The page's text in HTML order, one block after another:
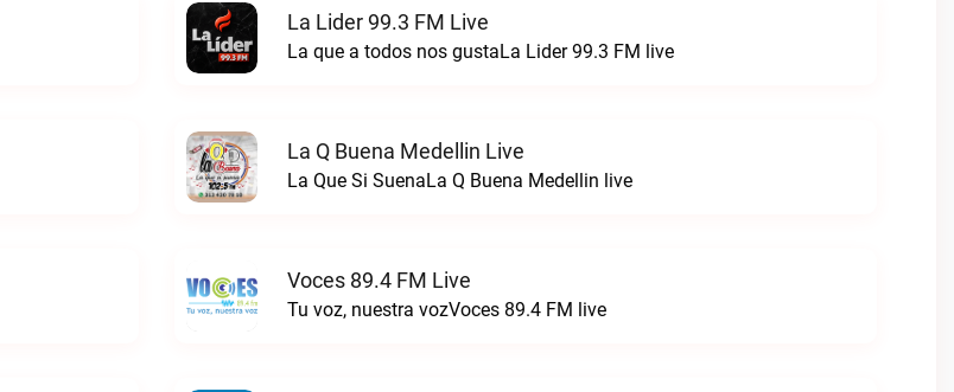
La Lider 99.3 FM Live
La que a todos nos gustaLa Lider 99.3 FM live
La Q Buena Medellin Live
La Que Si SuenaLa Q Buena Medellin live
Voces 89.4 FM Live
Tu voz, nuestra vozVoces 89.4 FM live